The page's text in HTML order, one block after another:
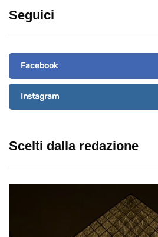
Seguici
Facebook
Instagram
Scelti dalla redazione